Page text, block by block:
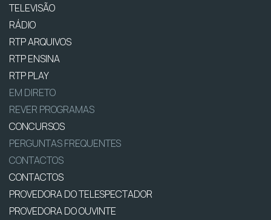
TELEVISÃO
RÁDIO
RTP ARQUIVOS
RTP ENSINA
RTP PLAY
EM DIRETO
REVER PROGRAMAS
CONCURSOS
PERGUNTAS FREQUENTES
CONTACTOS
CONTACTOS
PROVEDORA DO TELESPECTADOR
PROVEDORA DO OUVINTE